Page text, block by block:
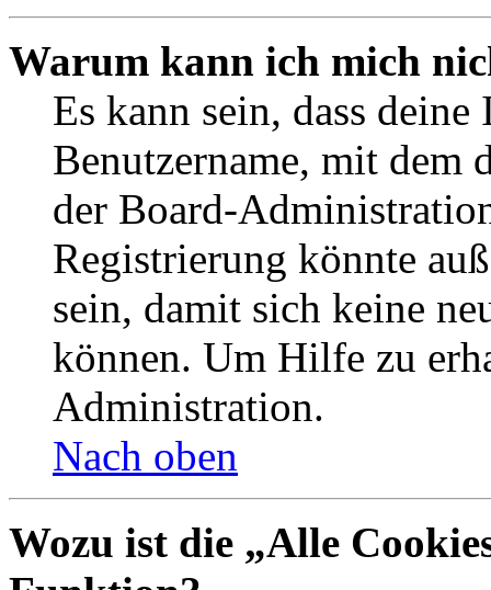
Warum kann ich mich
Es kann sein, dass
Benutzername, mit dem
der Board-
Registrierung könnte
sein, damit sich keine
können. Um Hilfe zu
Administration.
Nach oben
Wozu ist die „Alle